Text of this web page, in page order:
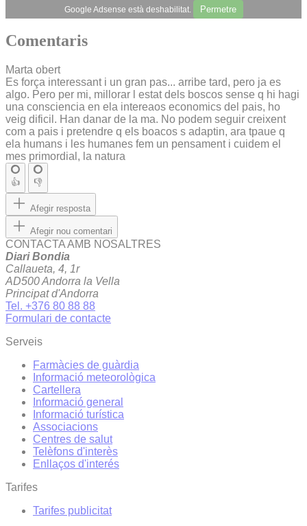
Google Adsense està deshabilitat. Permetre
Comentaris
Marta obert
Es força interessant i un gran pas... arribe tard, pero ja es
algo. Pero per mi, millorar l estat dels boscos sense q hi hagi
una consciencia en ela intereaos economics del pais, ho
veig dificil. Han danar de la ma. No podem seguir creixent
com a pais i pretendre q els boacos s adaptin, ara tpaue q
ela humans i les humanes fem un pensament i cuidem el
mes primordial, la natura
👍 👎
Afegir resposta
Afegir nou comentari
CONTACTA AMB NOSALTRES
Diari Bondia
Callaueta, 4, 1r
AD500 Andorra la Vella
Principat d'Andorra
Tel. +376 80 88 88
Formulari de contacte
Serveis
Farmàcies de guàrdia
Informació meteorològica
Cartellera
Informació general
Informació turística
Associacions
Centres de salut
Telèfons d'interès
Enllaços d'interés
Tarifes
Tarifes publicitat